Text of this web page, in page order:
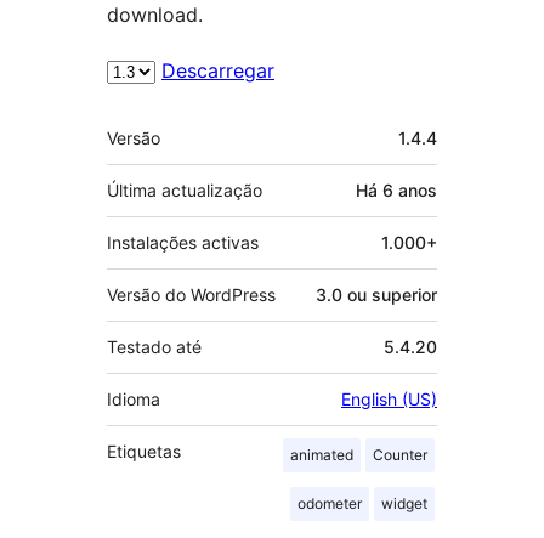
download.
Descarregar
Metadados
Versão 1.4.4
Última actualização Há 6 anos
Instalações activas 1.000+
Versão do WordPress 3.0 ou superior
Testado até 5.4.20
Idioma English (US)
Etiquetas animated Counter
odometer widget